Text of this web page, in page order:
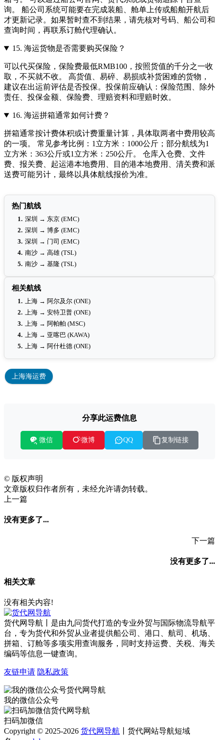
询。 船公司系统可能要在完成装船、舱单上传或船舶开航后
才更新记录。如果暂时查不到结果，请先核对号码、船公司和
查询时间，再联系订舱代理确认。
15. 海运货物是否需要购买保险？
可以代买保险，保险费最低RMB100，按照货值的千分之一收
取，不买就不收。 高货值、易碎、易损或补货困难的货物，
建议在出运前评估是否投保。投保前应确认：保险范围、除外
责任、投保金额、保险费、理赔资料和理赔时效。
16. 海运拼箱通常如何计费？
拼箱通常按计费体积或计费重量计算，具体取两者中费用较高
的一项。 常见参考比例：1立方米：1000公斤；部分航线为1
立方米：363公斤或1立方米：250公斤。 仓库入仓费、文件
费、报关费、起运港本地费用、目的港本地费用、清关费和派
送费可能另计，最终以具体航线报价为准。
热门航线
1. 深圳 → 东京 (EMC)
2. 深圳 → 博多 (EMC)
3. 深圳 → 门司 (EMC)
4. 南沙 → 高雄 (TSL)
5. 南沙 → 基隆 (TSL)
相关航线
1. 上海 → 阿尔及尔 (ONE)
2. 上海 → 安特卫普 (ONE)
3. 上海 → 阿帕帕 (MSC)
4. 上海 → 亚喀巴 (KAWA)
5. 上海 → 阿什杜德 (ONE)
上海海运费
分享此运费信息
微信 微博 QQ 复制链接
© 版权声明
文章版权归作者所有，未经允许请勿转载。
上一篇
没有更多了...
下一篇
没有更多了...
相关文章
没有相关内容!
货代网导航丨是由九问货代打造的专业外贸与国际物流导航平
台，专为货代和外贸从业者提供船公司、港口、航司、机场、
拼箱、订舱等多项实用查询服务，同时支持运费、关税、海关
编码等信息一键查询。
友链申请 隐私政策
我的微信公众号
扫码加微信
Copyright © 2025-2026 货代网导航 丨货代网站导航短域